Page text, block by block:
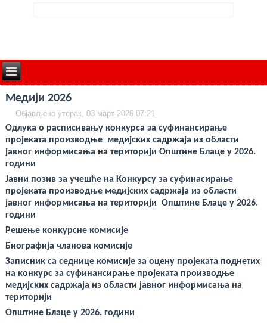
bonusu
siteler
deneme
bonusu
deneme
bonusu
veren
siteler
2024
deneme
bonusu
veren
bahis
bonus
veren
bahis
siteleri
bonusu
veren
yeni
siteler
deneme
Медији 2026
Објављено уторак, 03 март 2026 07:21
Одлука о расписивању конкурса за суфинансирање
пројеката производње медијских садржаја из области
јавног информисања на територији Општине Блаце у 2026.
години
Јавни позив за учешће на Конкурсу за суфинасирање
пројеката производње медијских садржаја из области
јавног информисања на територији Општине Блаце у 2026.
години
Решење конкурсне комисије
Биографија чланова комисије
Записник са седнице комисије за оцену пројеката поднетих
на конкурс за суфинансирање пројеката производње
медијских садржаја из области јавног информисања на
територији
Општине Блаце у 2026. години